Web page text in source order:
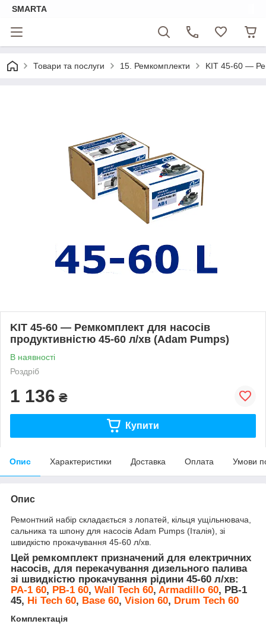
SMARTA
Товари та послуги 15. Ремкомплекти KIT 45-60 —
KIT 45-60 — Ремкомплект для насосів
продуктивністю 45-60 л/хв (Adam Pumps)
В наявності
Роздріб
1 136 ₴
Купити
Опис Характеристики Доставка Оплата Умови
Опис
Ремонтний набір складається з лопатей, кільця ущільнювача,
сальника та шпону для насосів Adam Pumps (Італія), зі
швидкістю прокачування 45-60 л/хв.
Цей ремкомплект призначений для електричних
насосів, для перекачування дизельного палива
зі швидкістю прокачування рідини 45-60 л/хв:
PA-1 60, PB-1 60, Wall Tech 60, Armadillo 60, PB-1
45, Hi Tech 60, Base 60, Vision 60, Drum Tech 60
Комплектація